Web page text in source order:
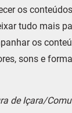
os
tudo mais
os
sons e
de Içara/